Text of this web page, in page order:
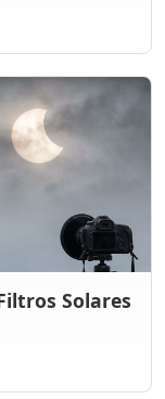
Solares